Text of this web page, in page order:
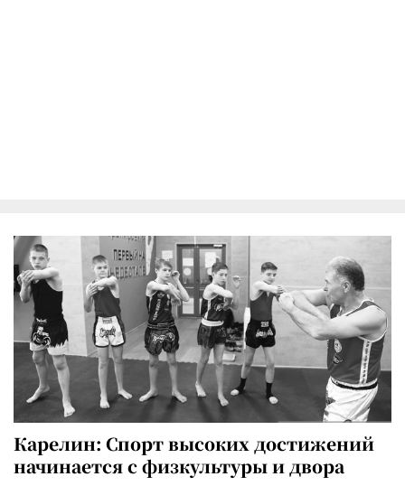
Карелин: Спорт высоких достижений
начинается с физкультуры и двора